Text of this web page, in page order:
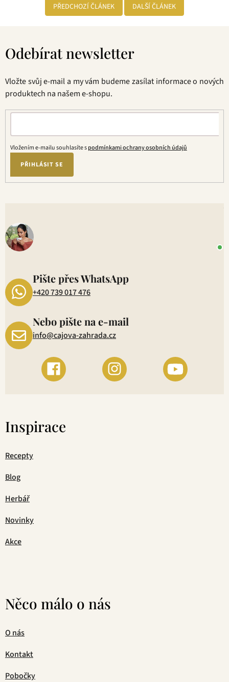
PŘEDCHOZÍ ČLÁNEK DALŠÍ ČLÁNEK
Odebírat newsletter
Vložte svůj e-mail a my vám budeme zasílat informace o nových
produktech na našem e-shopu.
Vložením e-mailu souhlasíte spodmínkami ochrany osobních údajů
PŘIHLÁSIT SE
Pište přes WhatsApp
+420 739 017 476
Nebo pište na e-mail
info@cajova-zahrada.cz
Inspirace
Recepty
Blog
Herbář
Novinky
Akce
Něco málo o nás
O nás
Kontakt
Pobočky